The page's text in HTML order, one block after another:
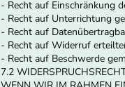
- Recht auf Einschränkung
- Recht auf Unterrichtung
- Recht auf
- Recht auf Widerruf
- Recht auf Beschwerde
7.2